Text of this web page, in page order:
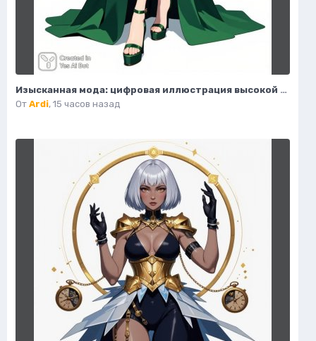
Изысканная мода: цифровая иллюстрация высокой моды в студийном свете. Генерация из нейросети Flux 1
От Ardi, 15 часов назад